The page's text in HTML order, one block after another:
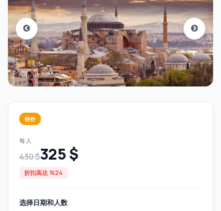
特价
每人
430 $325 $
折扣高达 %24
选择日期和人数